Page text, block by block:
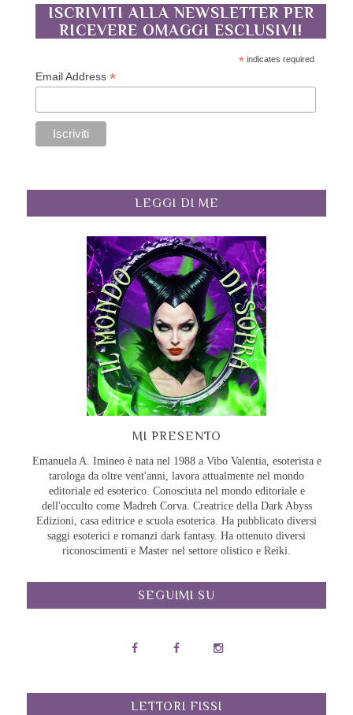
ISCRIVITI ALLA NEWSLETTER PER
RICEVERE OMAGGI ESCLUSIVI!
* indicates required
Email Address*
LEGGI DI ME
MI PRESENTO
Emanuela A. Imineo è nata nel 1988 a Vibo Valentia, esoterista e
tarologa da oltre vent'anni, lavora attualmente nel mondo
editoriale ed esoterico. Conosciuta nel mondo editoriale e
dell'occulto come Madreh Corva. Creatrice della Dark Abyss
Edizioni, casa editrice e scuola esoterica. Ha pubblicato diversi
saggi esoterici e romanzi dark fantasy. Ha ottenuto diversi
riconoscimenti e Master nel settore olistico e Reiki.
SEGUIMI SU
LETTORI FISSI